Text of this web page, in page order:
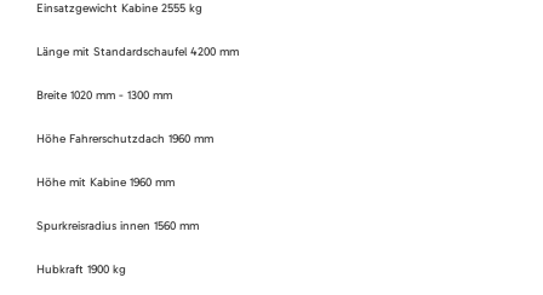
Einsatzgewicht Kabine 2555 kg
Länge mit Standardschaufel 4200 mm
Breite 1020 mm - 1300 mm
Höhe Fahrerschutzdach 1960 mm
Höhe mit Kabine 1960 mm
Spurkreisradius innen 1560 mm
Hubkraft 1900 kg